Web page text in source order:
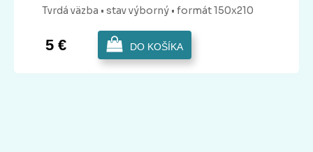
Tvrdá väzba • stav výborný • formát 150x210
5 € DO KOŠÍKA